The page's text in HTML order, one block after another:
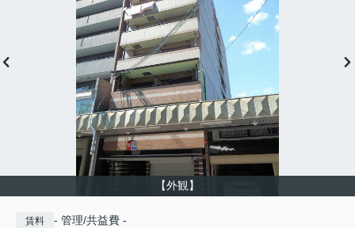
【外観】
賃料 - 管理/共益費 -